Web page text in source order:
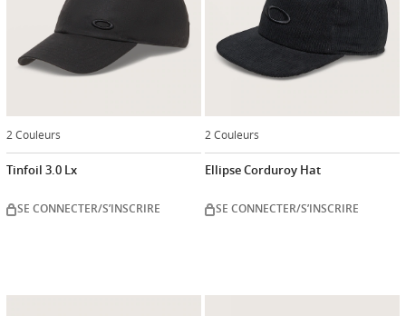
2 Couleurs
Tinfoil 3.0 Lx
SE CONNECTER/S’INSCRIRE
2 Couleurs
Ellipse Corduroy Hat
SE CONNECTER/S’INSCRIRE